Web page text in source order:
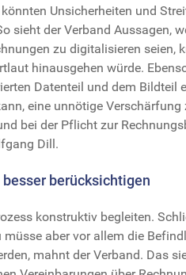
Unsicherheiten und
sieht der Verband Aussagen,
zu digitalisieren seien,
hinausgehen würde.
Datenteil und dem Bildteil
eine unnötige
bei der Pflicht zur
Dill.
berücksichtigen
konstruktiv begleiten.
müsse aber vor allem die
mahnt der Verband. Das